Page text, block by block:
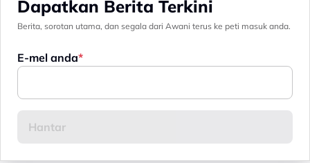
Dapatkan Berita Terkini
Berita, sorotan utama, dan segala dari Awani terus ke peti masuk anda.
E-mel anda